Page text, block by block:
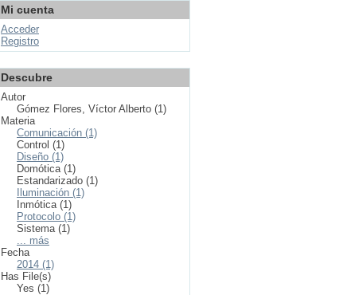
Mi cuenta
Acceder
Registro
Descubre
Autor
Gómez Flores, Víctor Alberto (1)
Materia
Comunicación (1)
Control (1)
Diseño (1)
Domótica (1)
Estandarizado (1)
Iluminación (1)
Inmótica (1)
Protocolo (1)
Sistema (1)
... más
Fecha
2014 (1)
Has File(s)
Yes (1)